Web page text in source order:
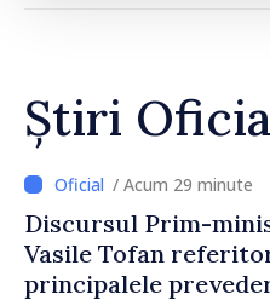
Știri
/ Acum 29 minute
Discursul Prim-
Vasile Tofan
principalele